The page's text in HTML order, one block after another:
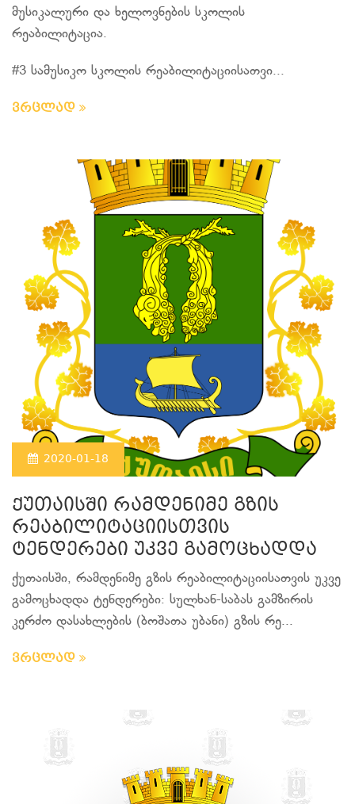
მუსიკალური და ხელოვნების სკოლის
რეაბილიტაცია.
#3 სამუსიკო სკოლის რეაბილიტაციისათვი...
ვრცლად
2020-01-18
ქუთაისში რამდენიმე გზის
რეაბილიტაციისთვის
ტენდერები უკვე გამოცხადდა
ქუთაისში, რამდენიმე გზის რეაბილიტაციისათვის უკვე
გამოცხადდა ტენდერები: სულხან-საბას გამზირის
კერძო დასახლების (ბოშათა უბანი) გზის რე...
ვრცლად